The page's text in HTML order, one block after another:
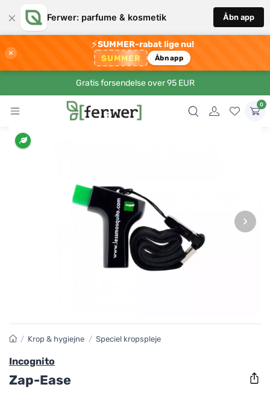
× Ferwer: parfume & kosmetik Åbn app
×
⚡SUMMER-rabat lige nu!
SUMMER Åbn app
Gratis forsendelse over 95 EUR
0
›
/ Krop & hygiejne / Speciel kropspleje
Incognito
Zap-Ease